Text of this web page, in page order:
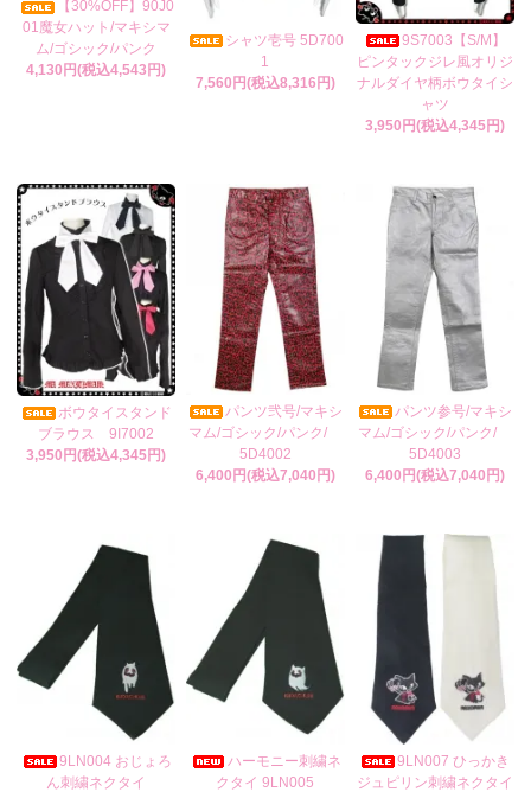
【30%OFF】90J0
01魔女ハット/マキシマ
ム/ゴシック/パンク
4,130円(税込4,543円)
シャツ壱号 5D700
1
7,560円(税込8,316円)
9S7003【S/M】
ピンタックジレ風オリジ
ナルダイヤ柄ボウタイシ
ャツ
3,950円(税込4,345円)
ボウタイスタンド
ブラウス 9I7002
3,950円(税込4,345円)
パンツ弐号/マキシ
マム/ゴシック/パンク/
5D4002
6,400円(税込7,040円)
パンツ参号/マキシ
マム/ゴシック/パンク/
5D4003
6,400円(税込7,040円)
9LN004 おじょろ
ん刺繍ネクタイ
ハーモニー刺繍ネ
クタイ 9LN005
9LN007 ひっかき
ジュピリン刺繍ネクタイ